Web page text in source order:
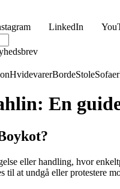
LinkedIn
HvidevarerBordeStoleSofaer
En
eller handling, hvor
til at undgå eller protestere